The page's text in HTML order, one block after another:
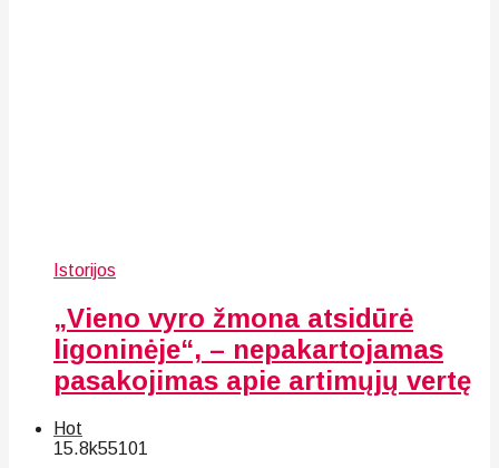
Istorijos
„Vieno vyro žmona atsidūrė
ligoninėje“, – nepakartojamas
pasakojimas apie artimųjų vertę
Hot
15.8k55101